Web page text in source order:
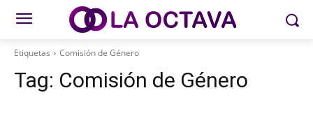
Etiquetas Comisión de Género
Tag: Comisión de Género